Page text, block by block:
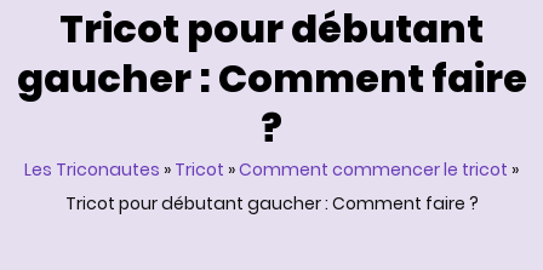
Tricot pour débutant
gaucher : Comment faire
?
Les Triconautes » Tricot »Comment commencer le tricot »
Tricot pour débutant gaucher : Comment faire ?